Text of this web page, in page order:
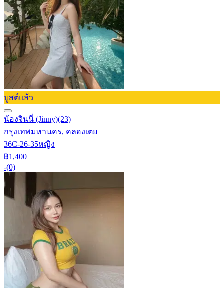
บูสต์แล้ว
น้องจินนี่ (Jinny)(23)
กรุงเทพมหานคร, คลองเตย
36C-26-35หญิง
฿1,400
-(0)